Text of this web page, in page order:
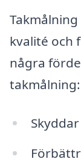
kvalité och
några
takmålning: